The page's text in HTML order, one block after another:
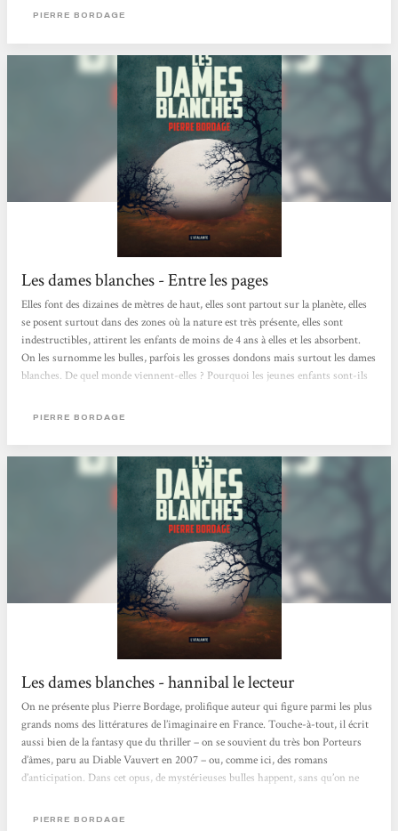
d’un enfant de chaque couple. Ce roman est rythmé par des chapitres d’une
PIERRE BORDAGE
Les dames blanches - Entre les pages
Elles font des dizaines de mètres de haut, elles sont partout sur la planète, elles
se posent surtout dans des zones où la nature est très présente, elles sont
indestructibles, attirent les enfants de moins de 4 ans à elles et les absorbent.
On les surnomme les bulles, parfois les grosses dondons mais surtout les dames
blanches. De quel monde viennent-elles ? Pourquoi les jeunes enfants sont-ils
menace ? Lorsque la première bulle arrive sur Terre, Léo s’enfuit vers elle et
PIERRE BORDAGE
Les dames blanches - hannibal le lecteur
On ne présente plus Pierre Bordage, prolifique auteur qui figure parmi les plus
grands noms des littératures de l’imaginaire en France. Touche-à-tout, il écrit
aussi bien de la fantasy que du thriller – on se souvient du très bon Porteurs
d’âmes, paru au Diable Vauvert en 2007 – ou, comme ici, des romans
d’anticipation. Dans cet opus, de mystérieuses bulles happent, sans qu’on ne
d’avoir moins de quatre ans au moment de leur disparition. À partir de cette
PIERRE BORDAGE